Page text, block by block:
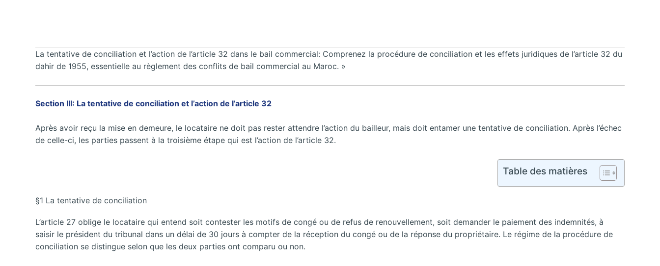
La tentative de conciliation et l’action de l’article 32 dans le bail commercial: Comprenez la procédure de conciliation et les effets juridiques de l’article 32 du
dahir de 1955, essentielle au règlement des conflits de bail commercial au Maroc. »
Section III: La tentative de conciliation et l’action de l’article 32
Après avoir reçu la mise en demeure, le locataire ne doit pas rester attendre l’action du bailleur, mais doit entamer une tentative de conciliation. Après l’échec
de celle-ci, les parties passent à la troisième étape qui est l’action de l’article 32.
Table des matières
§1 La tentative de conciliation
L’article 27 oblige le locataire qui entend soit contester les motifs de congé ou de refus de renouvellement, soit demander le paiement des indemnités, à
saisir le président du tribunal dans un délai de 30 jours à compter de la réception du congé ou de la réponse du propriétaire. Le régime de la procédure de
conciliation se distingue selon que les deux parties ont comparu ou non.